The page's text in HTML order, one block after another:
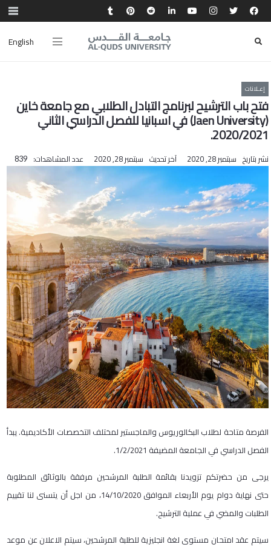
English
إعـلانات
فتح باب الترشيح لبرنامج التبادل الطلابي مع جامعة خاين
(Jaen University) في اسبانيا للفصل الدراسي الثاني
2020/2021.
نشر بتاريخ سبتمبر 28, 2020 آخر تحديث سبتمبر 28, 2020 عدد المشاهدات: 839
الفرصة متاحة لطلاب البكالوريوس والماجستير لمختلف التخصصات الأكاديمية. يبدأ
الفصل الدراسي في الجامعة المضيفة 1/2/2021.
يرجى من حضرتكم تزويدنا بقائمة الطلبة المرشحين مرفقة بالوثائق المطلوبة
حتى نهاية دوام يوم الأربعاء الموافق 14/10/2020، من اجل أن يتسنى لنا تقييم
الطلبات والمضي في عملية الترشيح.
سيتم عقد امتحان مستوى لغة انجليزية للطلبة المرشحين، سيتم الاعلان عن موعد